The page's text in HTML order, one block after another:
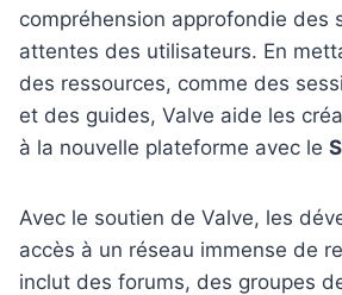
compréhension approfondie des
attentes des utilisateurs. En
des ressources, comme des
et des guides, Valve aide les
à la nouvelle plateforme avec le
Avec le soutien de Valve, les
accès à un réseau immense de
inclut des forums, des groupes